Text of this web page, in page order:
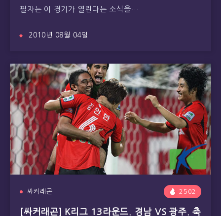
필자는 이 경기가 열린다는 소식을…
2010년 08월 04일
싸커래곤 2502
[싸커래곤] K리그 13라운드. 경남 VS 광주. 축